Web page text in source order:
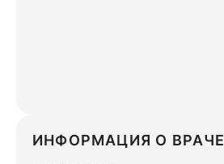
ИНФОРМАЦИЯ О ВРАЧЕ